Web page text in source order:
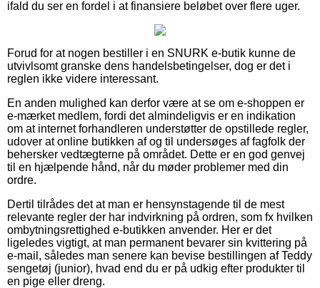
ifald du ser en fordel i at finansiere beløbet over flere uger.
Forud for at nogen bestiller i en SNURK e-butik kunne de
utvivlsomt granske dens handelsbetingelser, dog er det i
reglen ikke videre interessant.
En anden mulighed kan derfor være at se om e-shoppen er
e-mærket medlem, fordi det almindeligvis er en indikation
om at internet forhandleren understøtter de opstillede regler,
udover at online butikken af og til undersøges af fagfolk der
behersker vedtægterne på området. Dette er en god genvej
til en hjælpende hånd, når du møder problemer med din
ordre.
Dertil tilrådes det at man er hensynstagende til de mest
relevante regler der har indvirkning på ordren, som fx hvilken
ombytningsrettighed e-butikken anvender. Her er det
ligeledes vigtigt, at man permanent bevarer sin kvittering på
e-mail, således man senere kan bevise bestillingen af Teddy
sengetøj (junior), hvad end du er på udkig efter produkter til
en pige eller dreng.